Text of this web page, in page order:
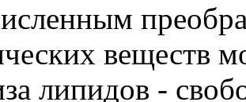
веществ
липидов -